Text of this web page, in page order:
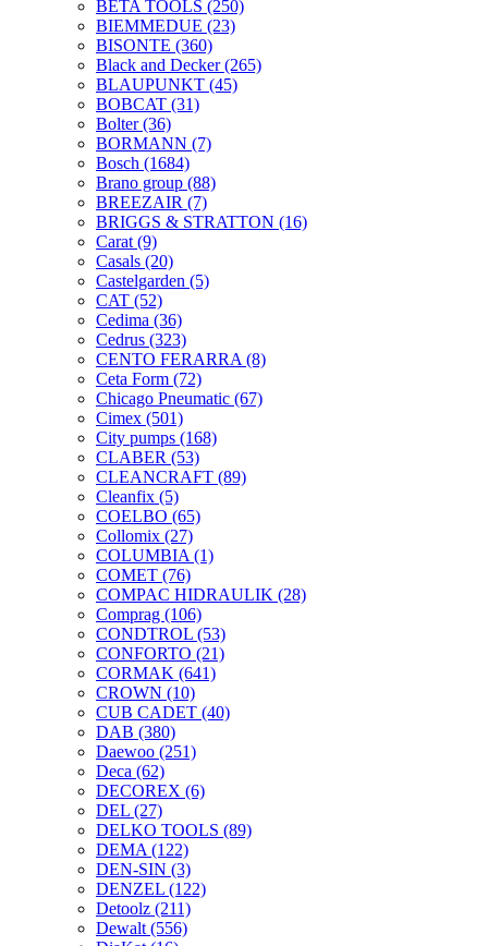
BETA TOOLS (250)
BIEMMEDUE (23)
BISONTE (360)
Black and Decker(265)
BLAUPUNKT (45)
BOBCAT (31)
Bolter(36)
BORMANN (7)
Bosch (1684)
Brano group (88)
BREEZAIR (7)
BRIGGS & STRATTON (16)
Carat (9)
Casals (20)
Castelgarden (5)
CAT (52)
Cedima (36)
Cedrus (323)
CENTO FERARRA (8)
Ceta Form (72)
Chicago Pneumatic (67)
Cimex (501)
City pumps (168)
CLABER (53)
CLEANCRAFT (89)
Cleanfix (5)
COELBO (65)
Collomix (27)
COLUMBIA (1)
COMET (76)
COMPAC HIDRAULIK (28)
Comprag (106)
CONDTROL (53)
CONFORTO (21)
CORMAK (641)
CROWN (10)
CUB CADET (40)
DAB (380)
Daewoo (251)
Deca (62)
DECOREX (6)
DEL (27)
DELKO TOOLS (89)
DEMA (122)
DEN-SIN (3)
DENZEL (122)
Detoolz (211)
Dewalt (556)